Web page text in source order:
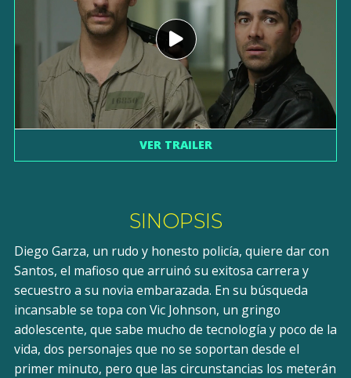
VER TRAILER
SINOPSIS
Diego Garza, un rudo y honesto policía, quiere dar con
Santos, el mafioso que arruinó su exitosa carrera y
secuestro a su novia embarazada. En su búsqueda
incansable se topa con Vic Johnson, un gringo
adolescente, que sabe mucho de tecnología y poco de la
vida, dos personajes que no se soportan desde el
primer minuto, pero que las circunstancias los meterán